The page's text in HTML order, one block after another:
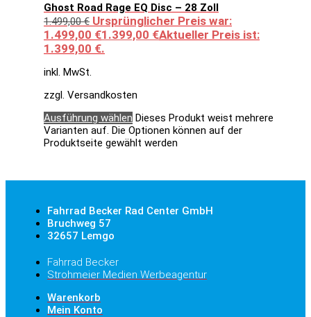
Ghost Road Rage EQ Disc – 28 Zoll
1.499,00€ Ursprünglicher Preis war:
1.499,00 €1.399,00 €Aktueller Preis ist:
1.399,00 €.
inkl. MwSt.
zzgl. Versandkosten
Ausführung wählen Dieses Produkt weist mehrere
Varianten auf. Die Optionen können auf der
Produktseite gewählt werden
Fahrrad Becker Rad Center GmbH
Bruchweg 57
32657 Lemgo
Fahrrad Becker
Strohmeier Medien Werbeagentur
Warenkorb
Mein Konto